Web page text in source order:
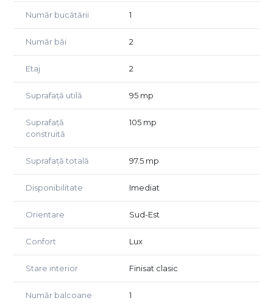
Pentru mai multe detalii ne puteti contacta la numerele
de telefon afisate.
Număr bucătării 1
Număr băi 2
Etaj 2
Suprafață utilă 95 mp
Suprafață
construită
105 mp
Suprafață totală 97.5 mp
Disponibilitate Imediat
Orientare Sud-Est
Confort Lux
Stare interior Finisat clasic
Număr balcoane 1